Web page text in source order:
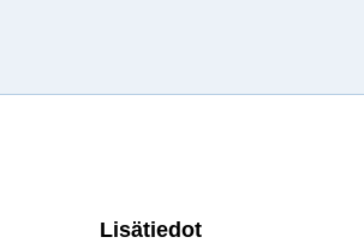
Lisätiedot